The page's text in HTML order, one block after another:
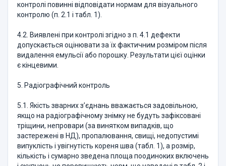
контролі повинні відповідати нормам для візуального
контролю (п. 2.1 і табл. 1).
4.2. Виявлені при контролі згідно з п. 4.1 дефекти
допускається оці­нювати за їх фактичним розміром після
видалення емульсії або порошку. Результати цієї оцінки
є кінцевими.
5. Радіографічний контроль
5.1. Якість зварних з’єднань вважається задовільною,
якщо на ра­діографічному знімку не будуть зафіксовані
тріщини, непровари (за ви­нятком випадків, що
застережені в НД), пропалювання, свищі, недопу­стимі
випуклість і увігнутість кореня шва (табл. 1), а розмір,
кількість і сумарно зведена площа поодиноких включень